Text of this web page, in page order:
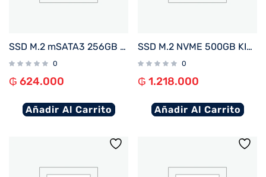
SSD M.2 mSATA3 256GB KINGSTON SKC600MS/256G 550/500MB/S
0
₲ 624.000
Añadir Al Carrito
SSD M.2 NVME 500GB KINGSTON SNV3SM3/500G 5000/3000MB/S PCIE 4.0
0
₲ 1.218.000
Añadir Al Carrito